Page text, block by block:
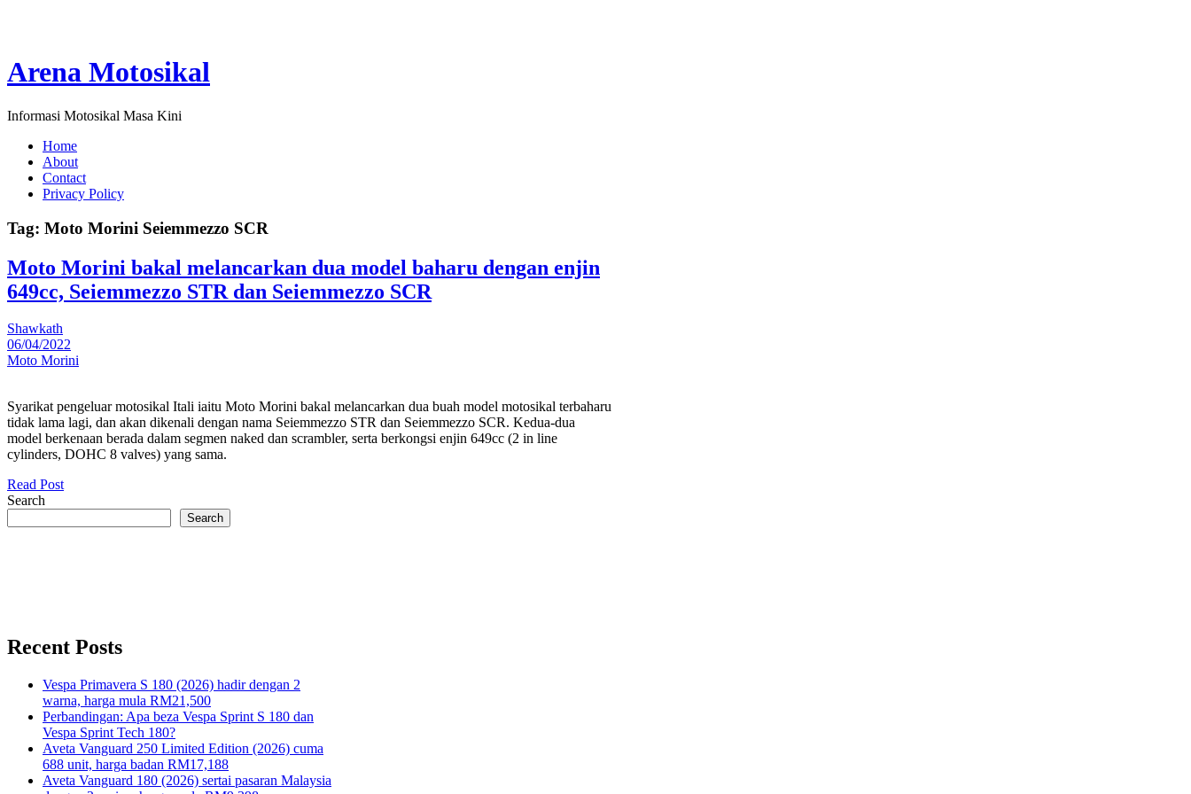
Arena Motosikal
Informasi Motosikal Masa Kini
Home
About
Contact
Privacy Policy
Tag: Moto Morini Seiemmezzo SCR
Moto Morini bakal melancarkan dua model baharu dengan enjin
649cc, Seiemmezzo STR dan Seiemmezzo SCR
Shawkath
06/04/2022
Moto Morini
Syarikat pengeluar motosikal Itali iaitu Moto Morini bakal melancarkan dua buah model motosikal terbaharu
tidak lama lagi, dan akan dikenali dengan nama Seiemmezzo STR dan Seiemmezzo SCR. Kedua-dua
model berkenaan berada dalam segmen naked dan scrambler, serta berkongsi enjin 649cc (2 in line
cylinders, DOHC 8 valves) yang sama.
Read Post
Search
Search
Recent Posts
Vespa Primavera S 180 (2026) hadir dengan 2
warna, harga mula RM21,500
Perbandingan: Apa beza Vespa Sprint S 180 dan
Vespa Sprint Tech 180?
Aveta Vanguard 250 Limited Edition (2026) cuma
688 unit, harga badan RM17,188
Aveta Vanguard 180 (2026) sertai pasaran Malaysia